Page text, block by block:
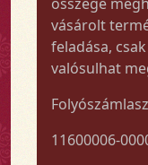
vásárolt
feladása,
valósulhat
11600006-